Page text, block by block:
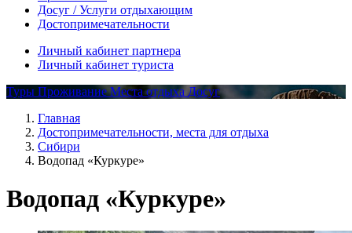
Досуг / Услуги отдыхающим
Достопримечательности
Личный кабинет партнера
Личный кабинет туриста
Туры ПроживаниеМеста отдыха Досуг
Главная
Достопримечательности, места для отдыха
Сибири
Водопад «Куркуре»
Водопад «Куркуре»